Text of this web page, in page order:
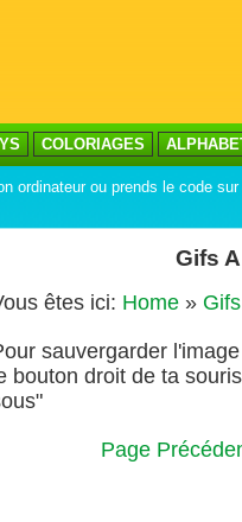
COLORIAGES
ordinateur ou prends le code
Gifs
êtes ici: Home »
sauvergarder
bouton droit de ta
Page